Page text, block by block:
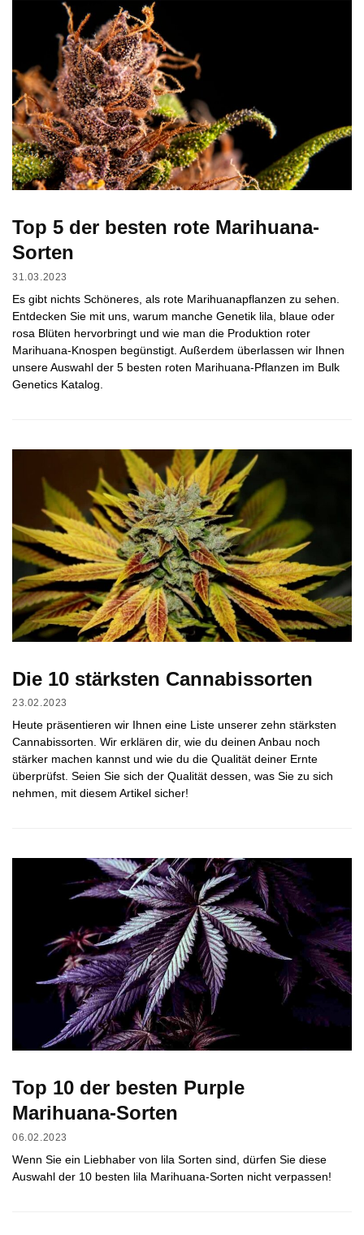
Top 5 der besten rote Marihuana-
Sorten
31.03.2023
Es gibt nichts Schöneres, als rote Marihuanapflanzen zu sehen.
Entdecken Sie mit uns, warum manche Genetik lila, blaue oder
rosa Blüten hervorbringt und wie man die Produktion roter
Marihuana-Knospen begünstigt. Außerdem überlassen wir Ihnen
unsere Auswahl der 5 besten roten Marihuana-Pflanzen im Bulk
Genetics Katalog.
Die 10 stärksten Cannabissorten
23.02.2023
Heute präsentieren wir Ihnen eine Liste unserer zehn stärksten
Cannabissorten. Wir erklären dir, wie du deinen Anbau noch
stärker machen kannst und wie du die Qualität deiner Ernte
überprüfst. Seien Sie sich der Qualität dessen, was Sie zu sich
nehmen, mit diesem Artikel sicher!
Top 10 der besten Purple
Marihuana-Sorten
06.02.2023
Wenn Sie ein Liebhaber von lila Sorten sind, dürfen Sie diese
Auswahl der 10 besten lila Marihuana-Sorten nicht verpassen!